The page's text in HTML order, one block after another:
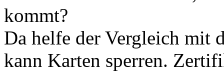
kommt?
Da helfe der Vergleich mit
kann Karten sperren.